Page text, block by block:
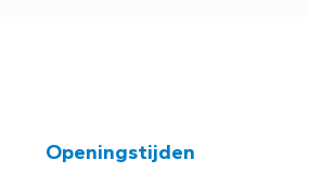
Openingstijden